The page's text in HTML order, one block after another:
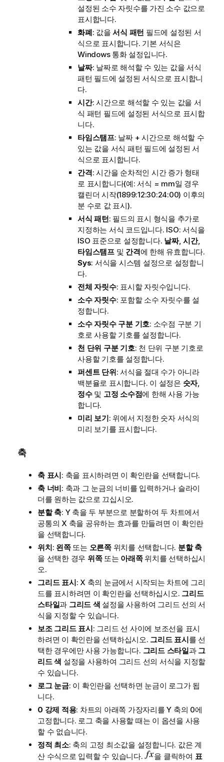
설정된 소수 자릿수를 가진 소수 값으로
표시합니다.
화폐: 값을서식 패턴 필드에 설정된 서
식으로 표시합니다. 기본 서식은
Windows 통화 설정입니다.
날짜: 날짜로 해석할 수 있는 값을 서식
패턴 필드에 설정된 서식으로 표시합니
다.
시간: 시간으로 해석할 수 있는 값을 서
식 패턴 필드에 설정된 서식으로 표시합
니다.
타임스탬프: 날짜 + 시간으로 해석할 수
있는 값을 서식 패턴 필드에 설정된 서
식으로 표시합니다.
간격: 시간을 순차적인 시간 증가 형태
로 표시합니다(예: 서식 = mm일 경우
캘린더 시작(1899:12:30:24:00) 이후의
분 수로 값 표시).
서식 패턴: 필드의 표시 형식을 추가로
지정하는 서식 코드입니다. ISO: 서식을
ISO 표준으로 설정합니다. 날짜, 시간,
타임스탬프및 간격에 한해 유효합니다.
Sys: 서식을 시스템 설정으로 설정합니
다.
전체 자릿수: 표시할 자릿수입니다.
소수 자릿수: 포함할 소수 자릿수를 설
정합니다.
소수 자릿수 구분 기호: 소수점 구분 기
호로 사용할 기호를 설정합니다.
천 단위 구분 기호: 천 단위 구분 기호로
사용할 기호를 설정합니다.
퍼센트 단위: 서식을 절대 수가 아니라
백분율로 표시합니다. 이 설정은 숫자,
정수및 고정 소수점에 한해 사용 가능
합니다.
미리 보기: 위에서 지정한 숫자 서식의
미리 보기를 표시합니다.
축
축 표시: 축을 표시하려면 이 확인란을 선택합니다.
축 너비: 축과 그 눈금의 너비를 입력하거나 슬라이
더를 원하는 값으로 끄십시오.
분할 축: Y 축을 두 부분으로 분할하여 두 차트에서
공통의 X 축을 공유하는 효과를 만들려면 이 확인란
을 선택합니다.
위치: 왼쪽또는 오른쪽위치를 선택합니다. 분할 축
을 선택한 경우 위쪽또는 아래쪽위치를 선택하십시
오.
그리드 표시: X 축의 눈금에서 시작되는 차트에 그리
드를 표시하려면 이 확인란을 선택하십시오. 그리드
스타일과 그리드 색 설정을 사용하여 그리드 선의 서
식을 지정할 수 있습니다.
보조 그리드 표시: 그리드 선 사이에 보조선을 표시
하려면 이 확인란을 선택하십시오. 그리드 표시를 선
택한 경우에만 사용 가능합니다. 그리드 스타일과 그
리드 색 설정을 사용하여 그리드 선의 서식을 지정할
수 있습니다.
로그 눈금: 이 확인란을 선택하면 눈금이 로그가 됩
니다.
0 강제 적용: 차트의 아래쪽 가장자리를 Y 축의 0에
고정합니다. 로그 축을 사용할 때는 이 옵션을 사용
할 수 없습니다.
정적 최소: 축의 고정 최소값을 설정합니다. 값은 계
산 수식으로 입력할 수 있습니다.
을 클릭하여 표